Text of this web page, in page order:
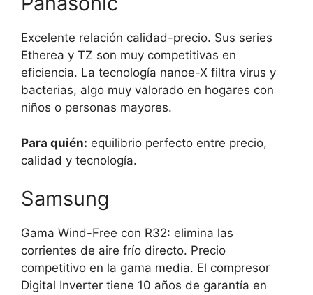
Excelente relación calidad-precio. Sus series
Etherea y TZ son muy competitivas en
eficiencia. La tecnología nanoe-X filtra virus y
bacterias, algo muy valorado en hogares con
niños o personas mayores.
Para quién: equilibrio perfecto entre precio,
calidad y tecnología.
Samsung
Gama Wind-Free con R32: elimina las
corrientes de aire frío directo. Precio
competitivo en la gama media. El compresor
Digital Inverter tiene 10 años de garantía en